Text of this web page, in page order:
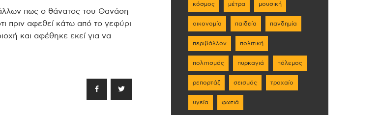
άλλων πως ο θάνατος του Θανάση
πριν αφεθεί κάτω από το γεφύρι
και αφέθηκε εκεί για να
κόσμος μέτρα μουσική
οικονομία παιδεία πανδημία
περιβάλλον πολιτική
πολιτισμός πυρκαγιά πόλεμος
ρεπορτάζ σεισμός τροχαίο
υγεία φωτιά